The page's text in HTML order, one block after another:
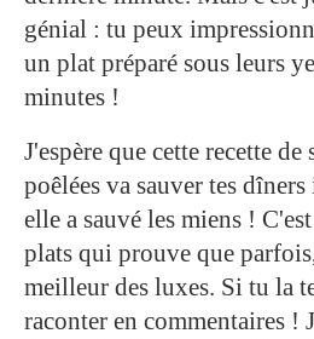
génial : tu peux
un plat préparé sous leurs
minutes !
J'espère que cette recette de
poêlées va sauver tes
elle a sauvé les miens !
plats qui prouve que
meilleur des luxes. Si tu la
raconter en commentaires !